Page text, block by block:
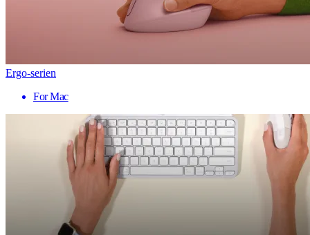
Ergo-serien
For Mac